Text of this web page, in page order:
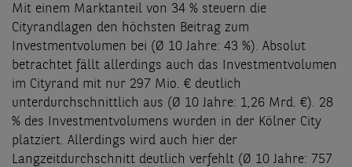
Mit einem Marktanteil von 34 % steuern die
Cityrandlagen den höchsten Beitrag zum
Investmentvolumen bei (Ø 10 Jahre: 43 %). Absolut
betrachtet fällt allerdings auch das Investmentvolumen
im Cityrand mit nur 297 Mio. € deutlich
unterdurchschnittlich aus (Ø 10 Jahre: 1,26 Mrd. €). 28
% des Investmentvolumens wurden in der Kölner City
platziert. Allerdings wird auch hier der
Langzeitdurchschnitt deutlich verfehlt (Ø 10 Jahre: 757